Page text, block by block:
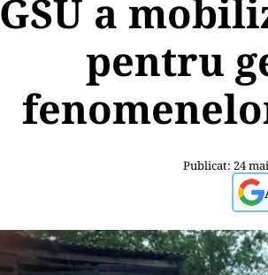
a
pentru
Publicat: 24